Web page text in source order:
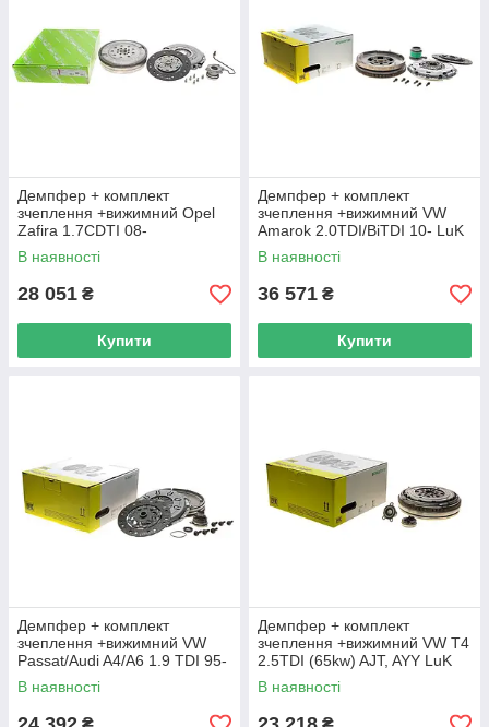
Демпфер + комплект
зчеплення +вижимний Opel
Zafira 1.7CDTI 08-
(d=240mm) z=20 VALEO
837302 UA62
В наявності
28 051 ₴
Купити
Демпфер + комплект
зчеплення +вижимний VW
Amarok 2.0TDI/BiTDI 10- LuK
600 0201 00 UA62
В наявності
36 571 ₴
Купити
Демпфер + комплект
зчеплення +вижимний VW
Passat/Audi A4/A6 1.9 TDI 95-
01 LuK 600 0040 00 UA62
В наявності
Демпфер + комплект
зчеплення +вижимний VW T4
2.5TDI (65kw) AJT, AYY LuK
600 0012 00 UA62
В наявності